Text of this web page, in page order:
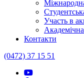
Участь в
Контакти
(0472) 37 15 51